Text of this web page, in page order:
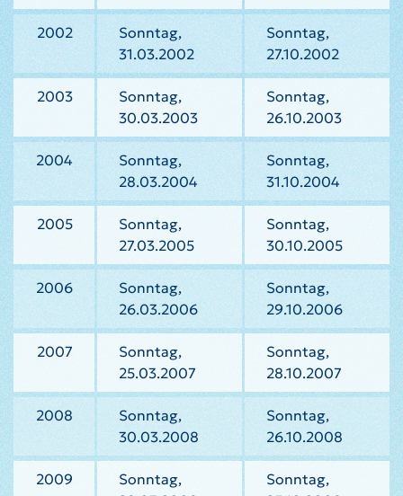
2002
Sonntag,
31.03.2002
Sonntag,
27.10.2002
2003
Sonntag,
30.03.2003
Sonntag,
26.10.2003
2004
Sonntag,
28.03.2004
Sonntag,
31.10.2004
2005
Sonntag,
27.03.2005
Sonntag,
30.10.2005
2006
Sonntag,
26.03.2006
Sonntag,
29.10.2006
2007
Sonntag,
25.03.2007
Sonntag,
28.10.2007
2008
Sonntag,
30.03.2008
Sonntag,
26.10.2008
2009
Sonntag,
Sonntag,